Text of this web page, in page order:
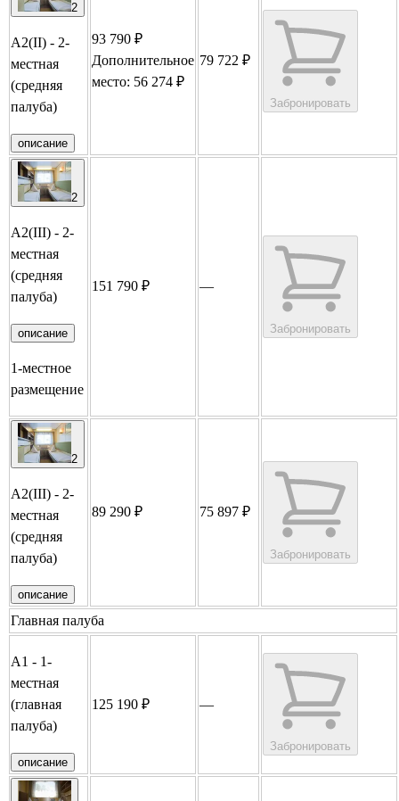
2
А2(II) - 2-
местная
(средняя
палуба)
описание
93 790 ₽
Дополнительное
место: 56 274 ₽
79 722 ₽
Забронировать
2
А2(III) - 2-
местная
(средняя
палуба)
описание
1-местное
размещение
151 790 ₽ —
Забронировать
2
А2(III) - 2-
местная
(средняя
палуба)
описание
89 290 ₽ 75 897 ₽
Забронировать
Главная палуба
А1 - 1-
местная
(главная
палуба)
описание
125 190 ₽ —
Забронировать